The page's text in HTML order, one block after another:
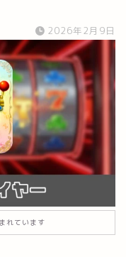
2026年2月9日
れています